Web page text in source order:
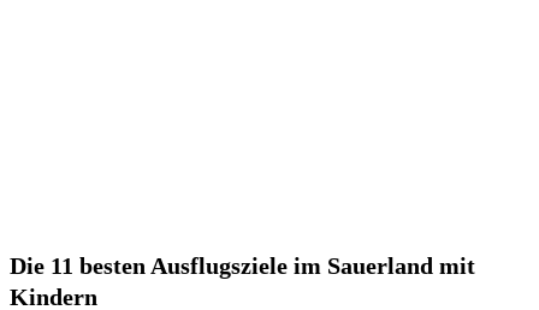
Die 11 besten Ausflugsziele im Sauerland mit
Kindern